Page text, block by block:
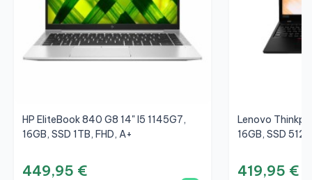
HP EliteBook 840 G8 14" I5 1145G7,
16GB, SSD 1TB, FHD, A+
449,95 €
Lenovo
16GB, SSD
419,95 €